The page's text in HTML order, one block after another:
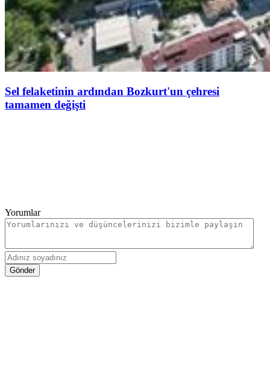
Sel felaketinin ardından Bozkurt'un çehresi
tamamen değişti
Yorumlar
Gönder